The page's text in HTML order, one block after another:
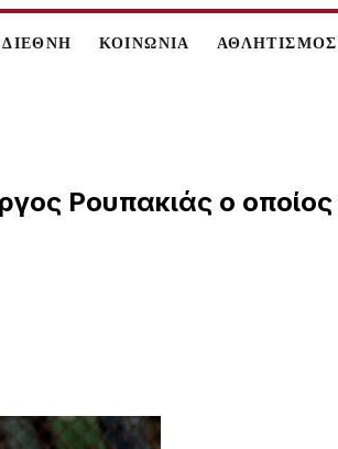
ΔΙΕΘΝΗ ΚΟΙΝΩΝΙΑ ΑΘΛΗΤΙΣΜΟΣ
Ρουπακιάς ο